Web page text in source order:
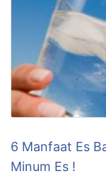
6 Manfaat Es
Minum Es !